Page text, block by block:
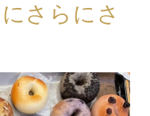
さらにさ